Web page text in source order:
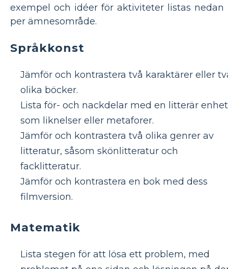
exempel och idéer för aktiviteter listas nedan
per ämnesområde.
Språkkonst
Jämför och kontrastera två karaktärer eller
olika böcker.
Lista för- och nackdelar med en litterär
som liknelser eller metaforer.
Jämför och kontrastera två olika genrer av
litteratur, såsom skönlitteratur och
facklitteratur.
Jämför och kontrastera en bok med dess
filmversion.
Matematik
Lista stegen för att lösa ett problem, med